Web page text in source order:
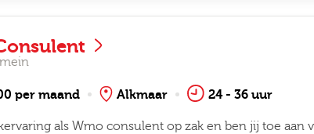
per maand Alkmaar 24 - 36 uur
als Wmo consulent op zak en ben jij toe aan